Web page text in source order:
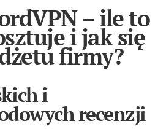
– ile to
i jak się
firmy?
i
recenzji